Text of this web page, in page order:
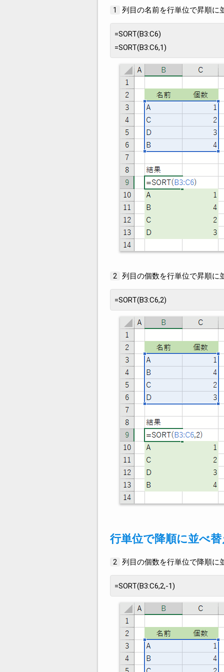
1 列目の名前を行単位で昇順に
=SORT(B3:C6)
=SORT(B3:C6,1)
2 列目の個数を行単位で昇順に
=SORT(B3:C6,2)
行単位で降順に並べ
2 列目の個数を行単位で降順に
=SORT(B3:C6,2,-1)